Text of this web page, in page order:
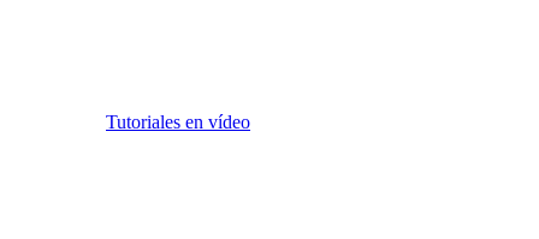
Tutoriales en vídeo